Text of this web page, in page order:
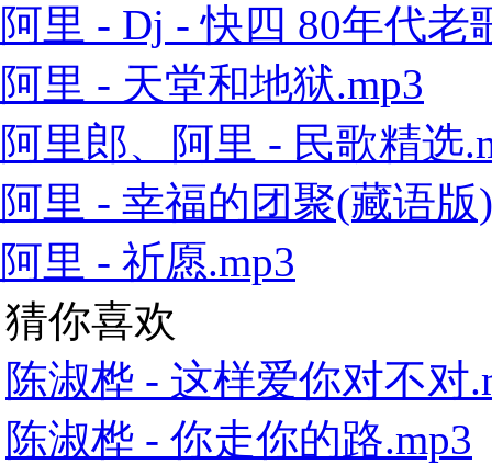
阿里 - Dj - 快四 80年代老
阿里 - 天堂和地狱.mp3
阿里郎、阿里 - 民歌精选
阿里 - 幸福的团聚(藏语版
阿里 - 祈愿.mp3
猜你喜欢
陈淑桦 - 这样爱你对不对
陈淑桦 - 你走你的路.mp3